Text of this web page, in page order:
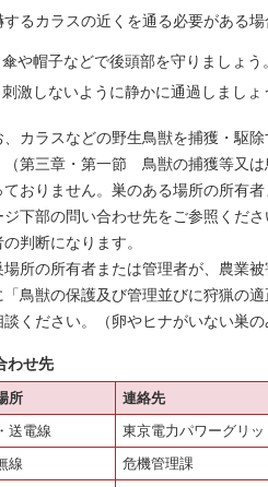
るカラスの近くを通る必要がある場
傘や帽子などで後頭部を守りましょう
刺激しないように静かに通過しましょ
カラスなどの野生鳥獣を捕獲・駆
（第三章・第一節 鳥獣の捕獲等又は
ておりません。巣のある場所の所有
ジ下部の問い合わせ先をご参照くだ
判断になります。
所の所有者または管理者が、農業被
「鳥獣の保護及び管理並びに狩猟の
談ください。（卵やヒナがいない巣
わせ先
所 連絡先
送電線
東京電力パワーグリッ
線
危機管理課